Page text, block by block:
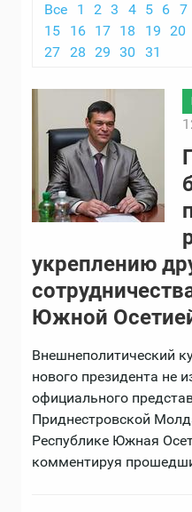
Все
1 2 3 4 5 6 7
15
16 17 18 19 20
27
28 29 30 31
укреплению
Южной
Внешнеполитический
нового президента не
официального
Приднестровской
Республике Южная
комментируя